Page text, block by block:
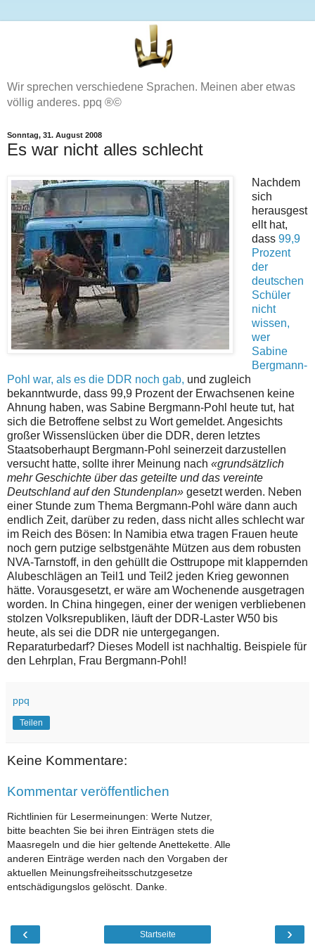
Wir sprechen verschiedene Sprachen. Meinen aber etwas
völlig anderes. ppq ®©
Sonntag, 31. August 2008
Es war nicht alles schlecht
Nachdem
sich
herausgest
ellt hat,
dass 99,9
Prozent
der
deutschen
Schüler
nicht
wissen,
wer
Sabine
Bergmann-
Pohl war, als es die DDR noch gab, und zugleich
bekanntwurde, dass 99,9 Prozent der Erwachsenen keine
Ahnung haben, was Sabine Bergmann-Pohl heute tut, hat
sich die Betroffene selbst zu Wort gemeldet. Angesichts
großer Wissenslücken über die DDR, deren letztes
Staatsoberhaupt Bergmann-Pohl seinerzeit darzustellen
versucht hatte, sollte ihrer Meinung nach «grundsätzlich
mehr Geschichte über das geteilte und das vereinte
Deutschland auf den Stundenplan» gesetzt werden. Neben
einer Stunde zum Thema Bergmann-Pohl wäre dann auch
endlich Zeit, darüber zu reden, dass nicht alles schlecht war
im Reich des Bösen: In Namibia etwa tragen Frauen heute
noch gern putzige selbstgenähte Mützen aus dem robusten
NVA-Tarnstoff, in den gehüllt die Osttrupope mit klappernden
Alubeschlägen an Teil1 und Teil2 jeden Krieg gewonnen
hätte. Vorausgesetzt, er wäre am Wochenende ausgetragen
worden. In China hingegen, einer der wenigen verbliebenen
stolzen Volksrepubliken, läuft der DDR-Laster W50 bis
heute, als sei die DDR nie untergegangen.
Reparaturbedarf? Dieses Modell ist nachhaltig. Beispiele für
den Lehrplan, Frau Bergmann-Pohl!
ppq
Teilen
Keine Kommentare:
Kommentar veröffentlichen
Richtlinien für Lesermeinungen: Werte Nutzer,
bitte beachten Sie bei ihren Einträgen stets die
Maasregeln und die hier geltende Anettekette. Alle
anderen Einträge werden nach den Vorgaben der
aktuellen Meinungsfreiheitsschutzgesetze
entschädigungslos gelöscht. Danke.
‹ ›
Startseite